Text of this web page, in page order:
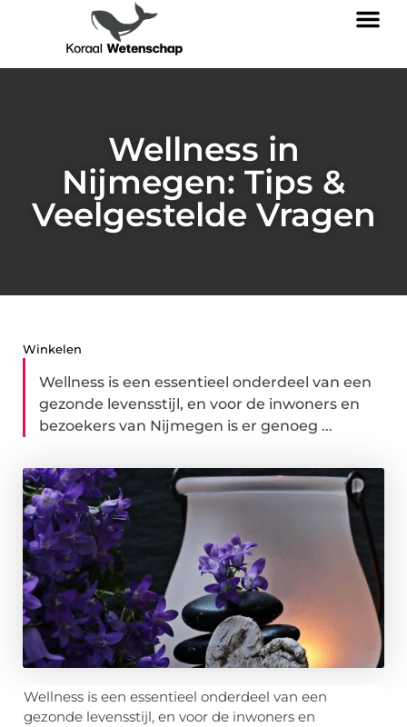
Wellness in
Nijmegen: Tips &
Veelgestelde Vragen
Winkelen
Wellness is een essentieel onderdeel van een
gezonde levensstijl, en voor de inwoners en
bezoekers van Nijmegen is er genoeg ...
Wellness is een essentieel onderdeel van een
gezonde levensstijl, en voor de inwoners en